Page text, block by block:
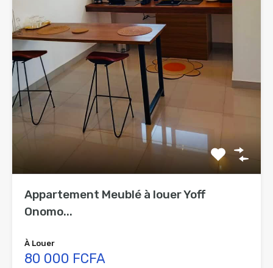
Appartement Meublé à louer Yoff
Onomo...
À Louer
80 000 FCFA